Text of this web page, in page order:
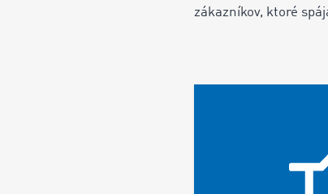
zákazníkov, ktoré